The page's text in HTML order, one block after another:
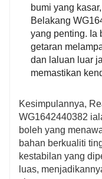
bumi yang
Belakang
yang penting. Ia
getaran
dan laluan luar
memastikan
Kesimpulannya,
WG1642440382
boleh yang
bahan berkualiti
kestabilan yang
luas,